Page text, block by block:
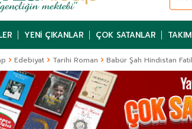
YENI ÇIKANLAR ÇOK SATANLAR
Edebiyat Tarihi Roman Babür Şah Hindistan